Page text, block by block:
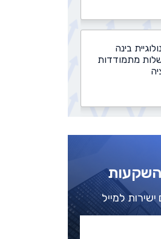
בינה
מתמודדות
ושורט על
הפיכת
השקעות
למייל